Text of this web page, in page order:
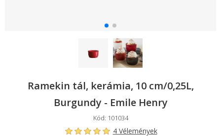
Ramekin tál, kerámia, 10 cm/0,25L,
Burgundy - Emile Henry
Kód: 101034
4 Vélemények